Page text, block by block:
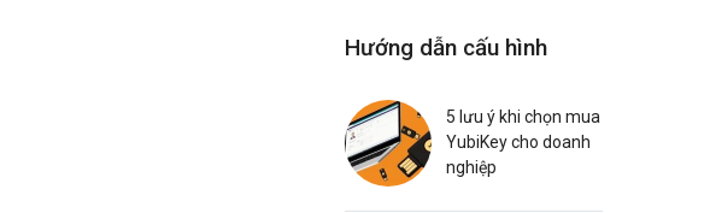
Hướng dẫn cấu hình
5 lưu ý khi chọn mua
YubiKey cho doanh
nghiệp